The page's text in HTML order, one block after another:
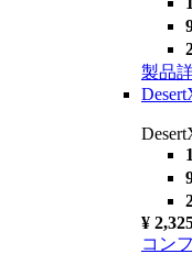
製品
¥
コン